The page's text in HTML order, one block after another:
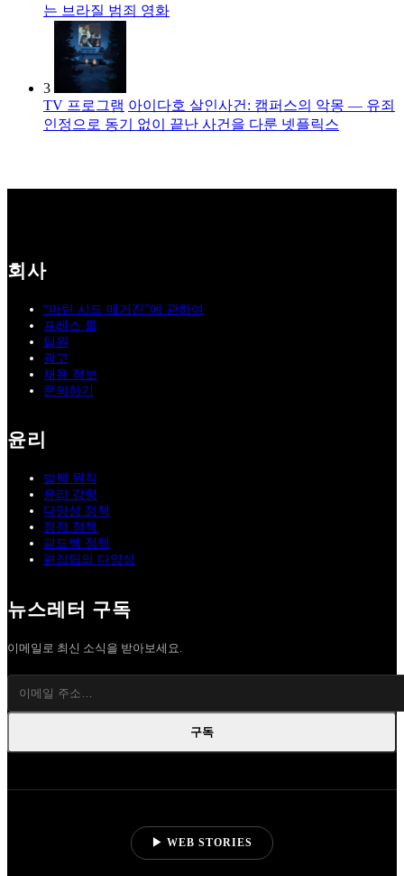
는 브라질 범죄 영화
3
TV 프로그램 아이다호 살인사건: 캠퍼스의 악몽 — 유죄
인정으로 동기 없이 끝난 사건을 다룬 넷플릭스
회사
“마틴 시드 매거진”에 관하여
프레스 룸
팀원
광고
채용 정보
문의하기
윤리
발행 원칙
윤리 강령
다양성 정책
정정 정책
피드백 정책
편집팀의 다양성
뉴스레터 구독
이메일로 최신 소식을 받아보세요.
구독
▶ WEB STORIES